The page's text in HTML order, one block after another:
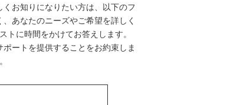
お知りになりたい方は、以下のフ
あなたのニーズやご希望を詳しく
トに時間をかけてお答えします。
ートを提供することをお約束しま